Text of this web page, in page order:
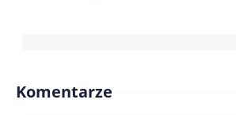
Komentarze